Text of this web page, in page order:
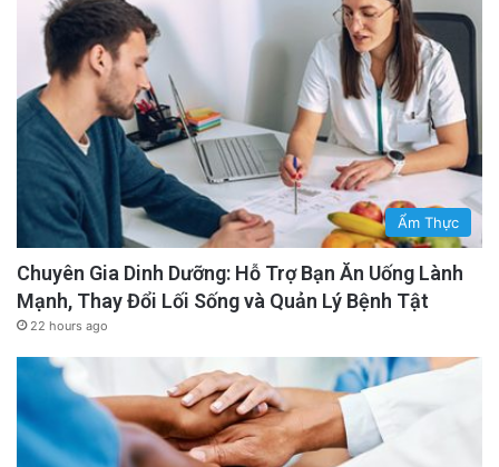
Ẩm Thực
Chuyên Gia Dinh Dưỡng: Hỗ Trợ Bạn Ăn Uống Lành
Mạnh, Thay Đổi Lối Sống và Quản Lý Bệnh Tật
22 hours ago